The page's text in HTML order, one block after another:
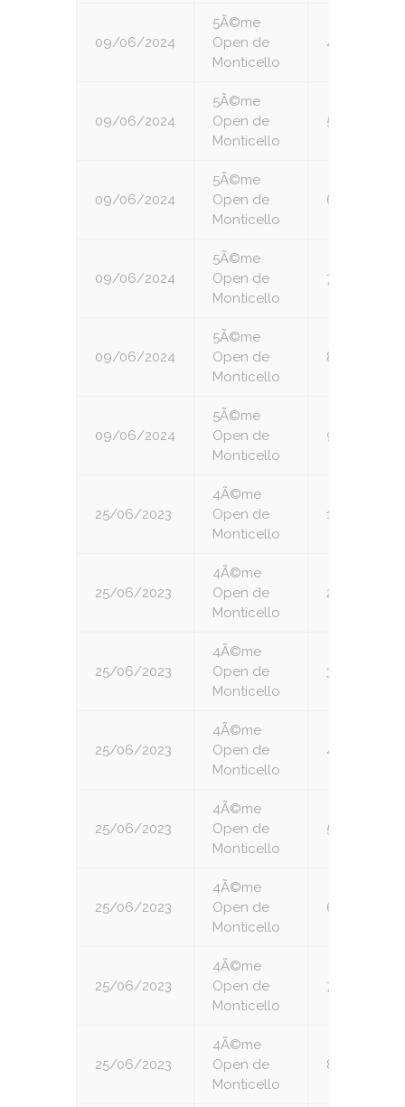
09/06/2024
5Ã©me
Open de
Monticello
4
09/06/2024
5Ã©me
Open de
Monticello
5
09/06/2024
5Ã©me
Open de
Monticello
6
09/06/2024
5Ã©me
Open de
Monticello
7
09/06/2024
5Ã©me
Open de
Monticello
8
09/06/2024
5Ã©me
Open de
Monticello
9
25/06/2023
4Ã©me
Open de
Monticello
1
25/06/2023
4Ã©me
Open de
Monticello
2
25/06/2023
4Ã©me
Open de
Monticello
3
25/06/2023
4Ã©me
Open de
Monticello
4
25/06/2023
4Ã©me
Open de
Monticello
5
25/06/2023
4Ã©me
Open de
Monticello
6
25/06/2023
4Ã©me
Open de
Monticello
7
25/06/2023
4Ã©me
Open de
Monticello
8